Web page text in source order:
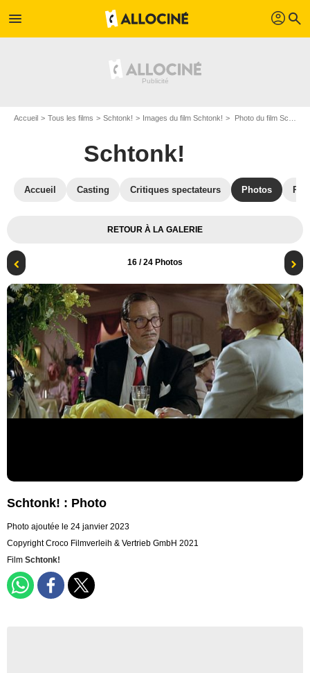
menu profil search
Accueil Tous les films Schtonk! Images du film Schtonk! Photo du film Schtonk! - Photo 16
Schtonk!
Accueil Casting Critiques spectateurs Photos
RETOUR À LA GALERIE
16 / 24 Photos
Schtonk! : Photo
Photo ajoutée le 24 janvier 2023
Copyright Croco Filmverleih & Vertrieb GmbH 2021
Film Schtonk!